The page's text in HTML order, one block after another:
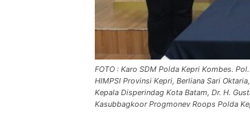
FOTO : Karo SDM Polda Kepri Kombes.
HIMPSI Provinsi Kepri, Berliana Sari
Kepala Disperindag Kota Batam, Dr. H.
Kasubbagkoor Progmonev Roops Polda